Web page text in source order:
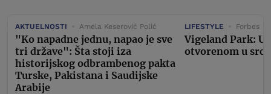
AKTUELNOSTI Amela Keserović Polić
"Ko napadne jednu, napao je sve
tri države": Šta stoji iza
historijskog odbrambenog pakta
Turske, Pakistana i Saudijske
Arabije
LIFESTYLE Forbes
Vigeland Park:
otvorenom u srcu